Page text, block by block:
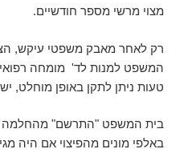
מצוי מרשי מספר חודשיים.
רק לאחר מאבק משפטי עיקש,
המשפט למנות לד' מומחה
טעות ניתן לתקן באופן מוחלט,
בית המשפט "התרשם" מהחלמה
באלפי מונים מהפיצוי אם היה